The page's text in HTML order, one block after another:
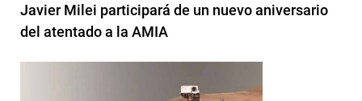
Javier Milei participará de un nuevo aniversario
del atentado a la AMIA